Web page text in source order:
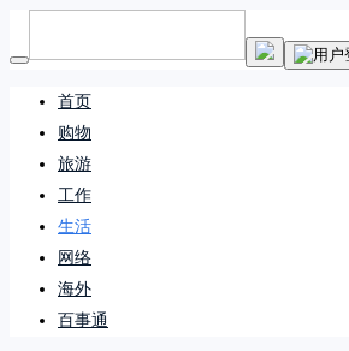
首页
购物
旅游
工作
生活
网络
海外
百事通